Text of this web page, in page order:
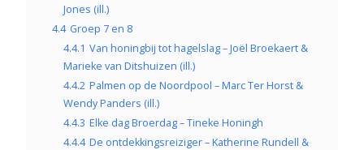
Jones (ill.)
4.4 Groep 7 en 8
4.4.1 Van honingbij tot hagelslag – Joël Broekaert &
Marieke van Ditshuizen (ill.)
4.4.2 Palmen op de Noordpool – Marc Ter Horst &
Wendy Panders (ill.)
4.4.3 Elke dag Broerdag – Tineke Honingh
4.4.4 De ontdekkingsreiziger – Katherine Rundell &